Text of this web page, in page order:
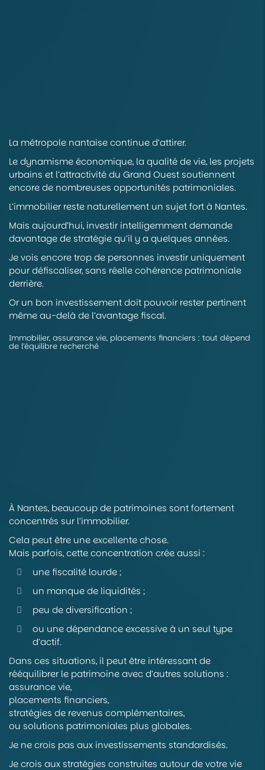
La métropole nantaise continue d’attirer.
Le dynamisme économique, la qualité de vie, les projets
urbains et l’attractivité du Grand Ouest soutiennent
encore de nombreuses opportunités patrimoniales.
L’immobilier reste naturellement un sujet fort à Nantes.
Mais aujourd’hui, investir intelligemment demande
davantage de stratégie qu’il y a quelques années.
Je vois encore trop de personnes investir uniquement
pour défiscaliser, sans réelle cohérence patrimoniale
derrière.
Or un bon investissement doit pouvoir rester pertinent
même au-delà de l’avantage fiscal.
Immobilier, assurance vie, placements financiers : tout dépend
de l’équilibre recherché
À Nantes, beaucoup de patrimoines sont fortement
concentrés sur l’immobilier.
Cela peut être une excellente chose.
Mais parfois, cette concentration crée aussi :
une fiscalité lourde ;
un manque de liquidités ;
peu de diversification ;
ou une dépendance excessive à un seul type
d’actif.
Dans ces situations, il peut être intéressant de
rééquilibrer le patrimoine avec d’autres solutions :
assurance vie,
placements financiers,
stratégies de revenus complémentaires,
ou solutions patrimoniales plus globales.
Je ne crois pas aux investissements standardisés.
Je crois aux stratégies construites autour de votre vie